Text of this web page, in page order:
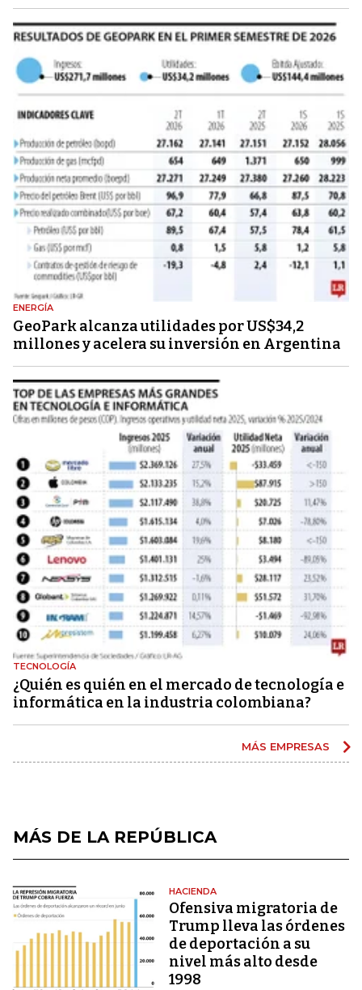
ENERGÍA
GeoPark alcanza utilidades por US$34,2
millones y acelera su inversión en Argentina
TECNOLOGÍA
¿Quién es quién en el mercado de tecnología e
informática en la industria colombiana?
MÁS EMPRESAS
MÁS DE LA REPÚBLICA
HACIENDA
Ofensiva migratoria de
Trump lleva las órdenes
de deportación a su
nivel más alto desde
1998